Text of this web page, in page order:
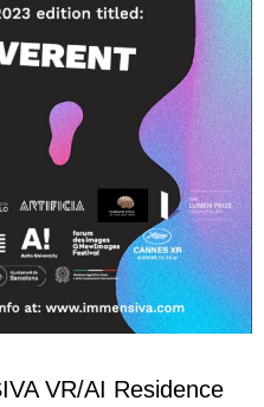
VR/AI Residence